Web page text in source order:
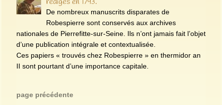
De nombreux manuscrits disparates de
Robespierre sont conservés aux archives
nationales de Pierrefitte-sur-Seine. Ils n’ont jamais fait l’objet
d’une publication intégrale et contextualisée.
Ces papiers « trouvés chez Robespierre » en thermidor an
II sont pourtant d’une importance capitale.
page précédente